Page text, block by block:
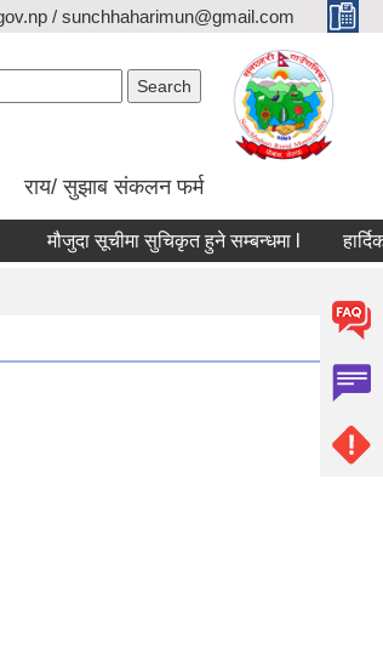
/ sunchhaharimun@gmail.com
राय/ सुझाब संकलन फर्म
मौजुदा सूचीमा सुचिकृत हुने सम्बन्धमा l हार्दिक